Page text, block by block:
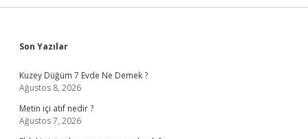
Sidebar
Son Yazılar
Kuzey Düğüm 7 Evde Ne Demek ?
Ağustos 8, 2026
Metin içi atıf nedir ?
Ağustos 7, 2026